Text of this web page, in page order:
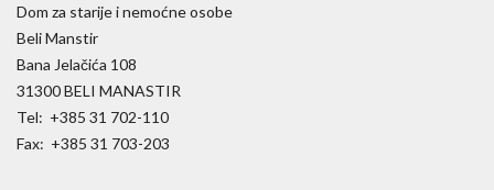
Dom za starije i nemoćne osobe
Beli Manstir
Bana Jelačića 108
31300 BELI MANASTIR
Tel: +385 31 702-110
Fax: +385 31 703-203